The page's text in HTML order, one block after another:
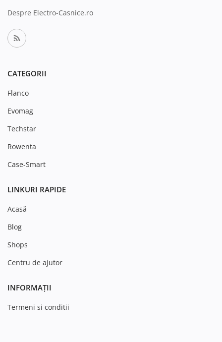
Despre Electro-Casnice.ro
CATEGORII
Flanco
Evomag
Techstar
Rowenta
Case-Smart
LINKURI RAPIDE
Acasă
Blog
Shops
Centru de ajutor
INFORMAȚII
Termeni si conditii